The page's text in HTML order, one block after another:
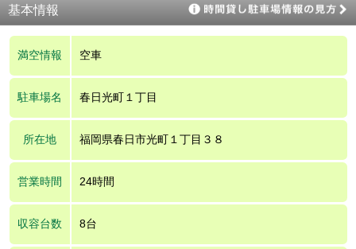
基本情報
満空情報 空車
駐車場名 春日光町１丁目
所在地 福岡県春日市光町１丁目３８
営業時間 24時間
収容台数 8台